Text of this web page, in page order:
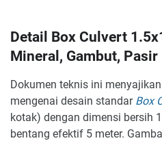
Detail Box Culvert
Mineral, Gambut, Pasir
Dokumen teknis ini
mengenai desain standar Box
kotak) dengan dimensi bersih
bentang efektif 5 meter.